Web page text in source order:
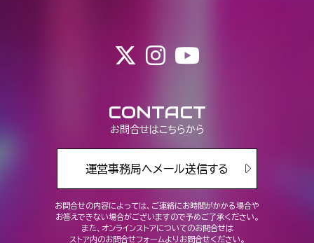
CONTACT
お問合せはこちらから
運営事務局へメール送信する
お問合せの内容によっては、ご連絡にお時間がかかる場合や
お答えできない場合がございますので予めご了承ください。
また、オンラインストアについてのお問合せは
ストア内のお問合せフォームよりお問合せください。